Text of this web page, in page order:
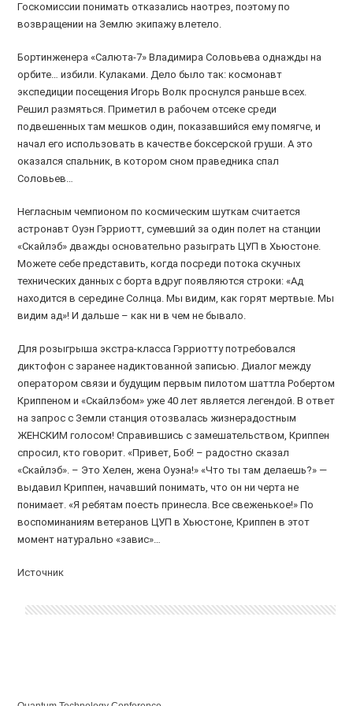
Госкомиссии понимать отказались наотрез, поэтому по
возвращении на Землю экипажу влетело.
Бортинженера «Салюта-7» Владимира Соловьева однажды на
орбите… избили. Кулаками. Дело было так: космонавт
экспедиции посещения Игорь Волк проснулся раньше всех.
Решил размяться. Приметил в рабочем отсеке среди
подвешенных там мешков один, показавшийся ему помягче, и
начал его использовать в качестве боксерской груши. А это
оказался спальник, в котором сном праведника спал
Соловьев…
Негласным чемпионом по космическим шуткам считается
астронавт Оуэн Гэрриотт, сумевший за один полет на станции
«Скайлэб» дважды основательно разыграть ЦУП в Хьюстоне.
Можете себе представить, когда посреди потока скучных
технических данных с борта вдруг появляются строки: «Ад
находится в середине Солнца. Мы видим, как горят мертвые. Мы
видим ад»! И дальше – как ни в чем не бывало.
Для розыгрыша экстра-класса Гэрриотту потребовался
диктофон с заранее надиктованной записью. Диалог между
оператором связи и будущим первым пилотом шаттла Робертом
Криппеном и «Скайлэбом» уже 40 лет является легендой. В ответ
на запрос с Земли станция отозвалась жизнерадостным
ЖЕНСКИМ голосом! Справившись с замешательством, Криппен
спросил, кто говорит. «Привет, Боб! – радостно сказал
«Скайлэб». – Это Хелен, жена Оуэна!» «Что ты там делаешь?» —
выдавил Криппен, начавший понимать, что он ни черта не
понимает. «Я ребятам поесть принесла. Все свеженькое!» По
воспоминаниям ветеранов ЦУП в Хьюстоне, Криппен в этот
момент натурально «завис»…
Источник